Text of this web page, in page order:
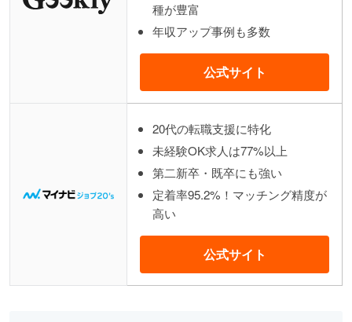
種が豊富
年収アップ事例も多数
公式サイト
20代の転職支援に特化
未経験OK求人は77%以上
第二新卒・既卒にも強い
定着率95.2%！マッチング精度が
高い
公式サイト